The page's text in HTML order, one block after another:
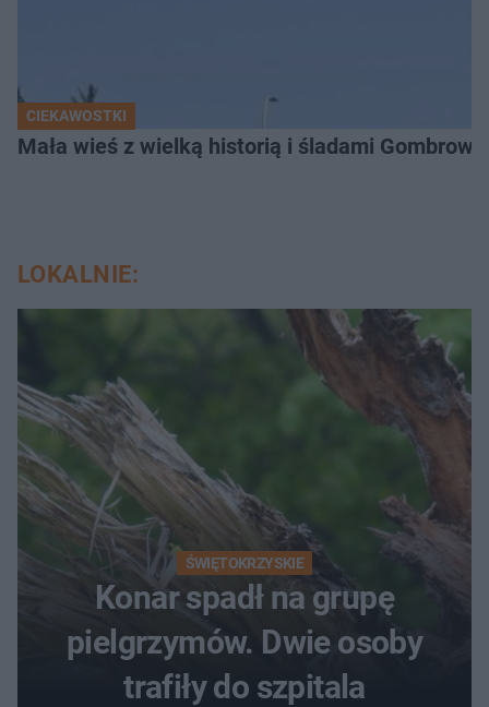
CIEKAWOSTKI
Mała wieś z wielką historią i śladami
LOKALNIE:
ŚWIĘTOKRZYSKIE
Konar spadł na grupę
pielgrzymów. Dwie osoby
trafiły do szpitala